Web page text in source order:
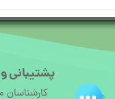
پشتیبانی
کارشناسان